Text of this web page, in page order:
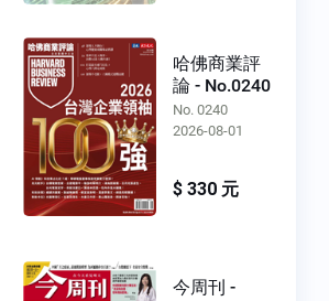
哈佛商業評
論 - No.0240
No. 0240
2026-08-01
$ 330 元
今周刊 -